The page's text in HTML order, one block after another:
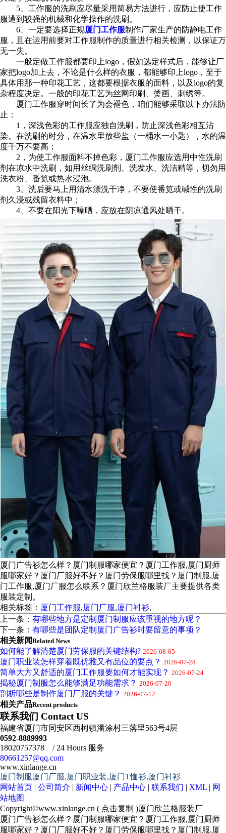
5、工作服的洗刷应尽量采用简易方法进行，应防止使工作
服遭到较强的机械和化学操作的洗刷。
6、一定要选择正规厦门工作服制作厂家生产的防静电工作
服，且在运用前要对工作服制作的质量进行相关检测，以保证万
无一失。
一般定做工作服都要印上logo，假如选定样式后，能够让厂
家把logo加上去，不论是什么样的衣服，都能够印上logo，至于
具体用那一种印花工艺，这都要根据衣服的面料，以及logo的复
杂程度决定。一般的印花工艺为丝网印刷、烫画、刺绣等。
厦门工作服穿时间长了为会褪色，咱们能够采取以下办法防
止：
1，深浅色彩的工作服应独自洗刷，防止深浅色彩相互沾
染。在洗刷的时分，在温水里放些盐（一桶水一小匙），水的温
度千万不要高；
2，为使工作服面料不掉色彩，厦门工作服应选用中性洗刷
剂在凉水中洗刷，如用丝绸洗刷剂、洗发水、洗洁精等，切勿用
洗衣粉、番笕或热水浸泡。
3、洗后要马上用清水漂洗干净，不要使番笕或碱性的洗刷
剂久浸或残留衣料中；
4、不要在阳光下曝晒，应放在阴凉通风处晒干。
厦门广告衫怎么样？厦门制服哪家便宜？厦门工作服,厦门厨师
服哪家好？厦门厂服好不好？厦门劳保服哪里找？厦门制服,厦
门工作服,厦门厂服怎么联系？厦门欣兰格服装厂主要提供各类
服装定制。
相关标签： 厦门工作服,厦门厂服,厦门衬衫,
上一条： 有哪些地方是定制厦门制服应该重视的地方呢？
下一条： 有哪些是团队定制厦门广告衫时要留意的事项？
相关新闻Related News
如何能了解清楚厦门劳保服的关键结构? 2026-08-05
厦门职业装怎样穿着既优雅又有品位的要点？ 2026-07-28
简单大方又舒适的厦门工作服要如何才能实现？ 2026-07-24
揭秘厦门制服怎么能够满足功能需求？ 2026-07-20
剖析哪些是制作厦门厂服的关键？ 2026-07-12
相关产品Recent products
联系我们 Contact US
福建省厦门市同安区西柯镇潘涂村三落里563号4层
0592-8889993
18020757378 / 24 Hours 服务
80661257@qq.com
www.xinlange.cn
厦门制服厦门厂服,厦门职业装,厦门T恤衫,厦门衬衫
网站首页 | 公司简介 | 新闻中心 | 产品中心 | 联系我们 | XML | 网
站地图 |
Copyright©www.xinlange.cn ( 点击复制 )厦门欣兰格服装厂
厦门广告衫怎么样？厦门制服哪家便宜？厦门工作服,厦门厨师
服哪家好？厦门厂服好不好？厦门劳保服哪里找？厦门制服,厦